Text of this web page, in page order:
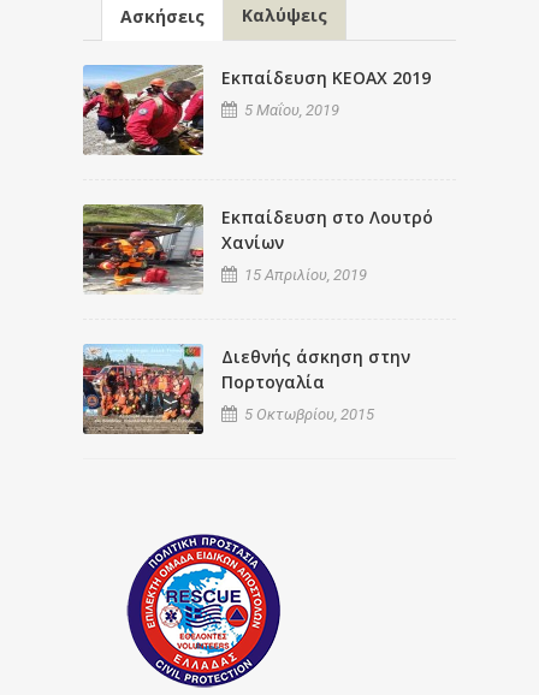
Ασκήσεις Καλύψεις
Εκπαίδευση ΚΕΟΑΧ 2019
5 Μαΐου, 2019
Εκπαίδευση στο Λουτρό
Χανίων
15 Απριλίου, 2019
Διεθνής άσκηση στην
Πορτογαλία
5 Οκτωβρίου, 2015